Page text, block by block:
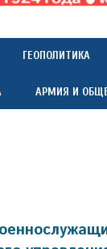
ГЕОПОЛИТИКА
АРМИЯ И